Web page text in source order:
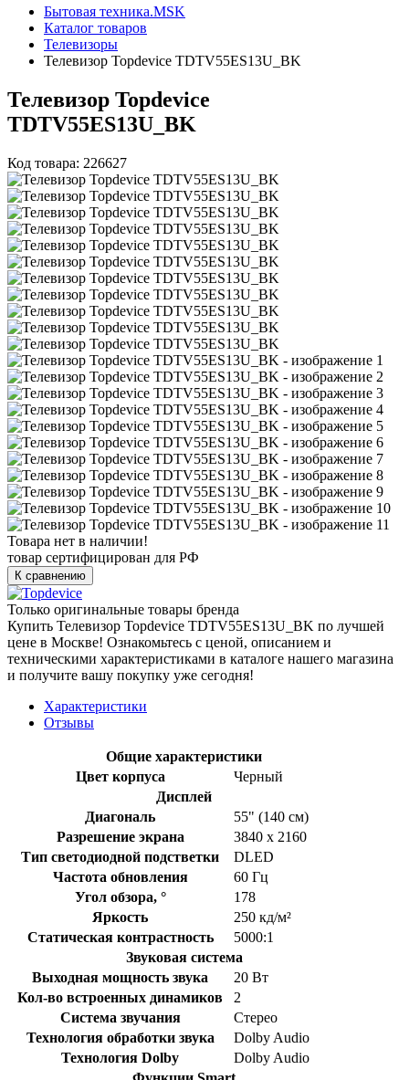
Бытовая техника.MSK
Каталог товаров
Телевизоры
Телевизор Topdevice TDTV55ES13U_BK
Телевизор Topdevice
TDTV55ES13U_BK
Код товара: 226627
Товара нет в наличии!
товар сертифицирован для РФ
К сравнению
Только оригинальные товары бренда
Купить Телевизор Topdevice TDTV55ES13U_BK по лучшей
цене в Москве! Ознакомьтесь с ценой, описанием и
техническими характеристиками в каталоге нашего магазина
и получите вашу покупку уже сегодня!
Характеристики
Отзывы
Общие характеристики
Цвет корпуса
Черный
Дисплей
Диагональ
55" (140 см)
Разрешение экрана
3840 x 2160
Тип светодиодной подстветки
DLED
Частота обновления
60 Гц
Угол обзора, °
178
Яркость
250 кд/м²
Статическая контрастность
5000:1
Звуковая система
Выходная мощность звука
20 Вт
Кол-во встроенных динамиков
2
Система звучания
Стерео
Технология обработки звука
Dolby Audio
Технология Dolby
Dolby Audio